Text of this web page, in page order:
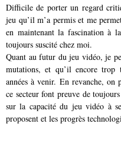
Difficile de porter un regard
jeu qu’il m’a permis et me
en maintenant la fascination à
toujours suscité chez moi.
Quant au futur du jeu vidéo, je
mutations, et qu’il encore
années à venir. En revanche, on
ce secteur font preuve de
sur la capacité du jeu vidéo à
proposent et les progrès